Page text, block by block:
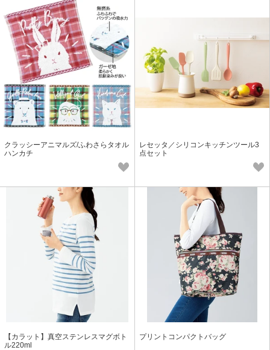
クラッシーアニマルズ/ふわさらタオル
ハンカチ
レセッタ／シリコンキッチンツール3
点セット
【カラット】真空ステンレスマグボト
ル220ml
プリントコンパクトバッグ